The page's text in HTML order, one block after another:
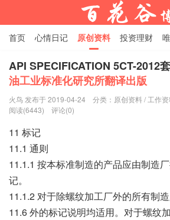
百花谷博客
首页 心情日记 原创资料 投资理财
影音视频 工作照片 Python代码
API SPECIFICATION 5CT-2012
油工业标准化研究所翻译出版
火鸟 发布于 2019-04-24 分类： 原创资料 / 工作
阅读(6443)
评论(0)
11 标记
11.1 通则
11.1.1 按本标准制造的产品应由制造
记。
11.1.2 对于除螺纹加工厂外的所有制
11.6 外的标记说明均适用。对于螺纹